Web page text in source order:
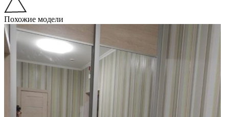
Похожие модели